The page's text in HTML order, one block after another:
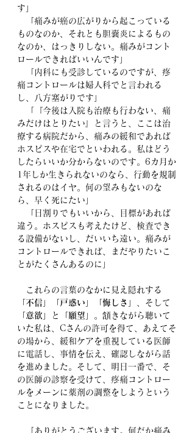
す」
「痛みが癌の広がりから起こっている
ものなのか、それとも胆嚢炎によるもの
なのか、はっきりしない。痛みがコント
ロールできればいいんです」
「内科にも受診しているのですが、疼
痛コントロールは婦人科でと言われる
し、八方塞がりです」
「『今後は入院も治療も行わない、痛
みだけはとりたい』と言うと、ここは治
療する病院だから、痛みの緩和であれば
ホスピスや在宅でといわれる。私はどう
したらいいか分からないのです。6カ月か
1年しか生きられないのなら、行動を規制
されるのはイヤ。何の望みもないのな
ら、早く死にたい」
「日割りでもいいから、目標があれば
違う。ホスピスも考えたけど、検査でき
る設備がないし、だいいち遠い。痛みが
コントロールできれば、まだやりたいこ
とがたくさんあるのに」
これらの言葉のなかに見え隠れする
不信 」「 戸惑い 」「 悔しさ 」、そして
意欲 」と「 願望 」。頷きながら聴いて
いた私は、Cさんの許可を得て、あえてそ
の場から、緩和ケアを重視している医師
に電話し、事情を伝え、確認しながら話
を進めました。そして、明日一番で、そ
の医師の診察を受けて、疼痛コントロー
ルをメーンに薬剤の調整をしようという
ことになりました。
「ありがとうございます。何だか痛み